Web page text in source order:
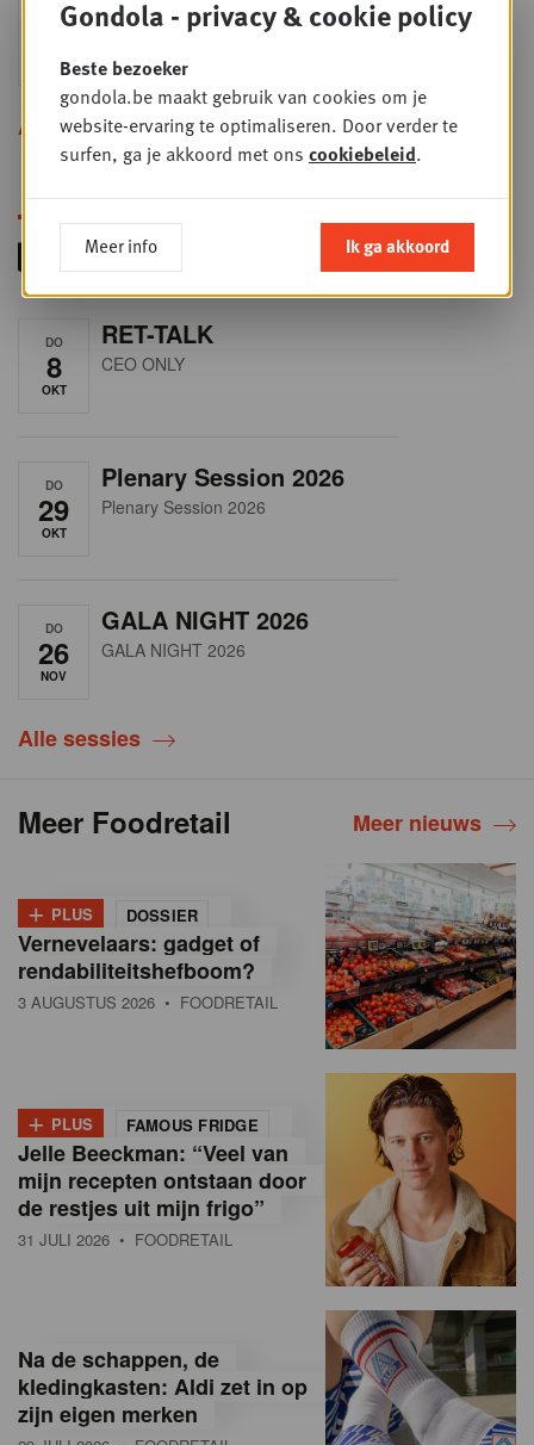
DO
24
SEP
2026
Sales & Nego summit 2026
Alle opleidingen
DO
8
OKT
RET-TALK
CEO ONLY
DO
29
OKT
Plenary Session 2026
Plenary Session 2026
DO
26
NOV
GALA NIGHT 2026
GALA NIGHT 2026
Alle sessies
Meer Foodretail Meer nieuws
+ PLUS DOSSIER
Vernevelaars: gadget of
rendabiliteitshefboom?
3 AUGUSTUS 2026 • FOODRETAIL
+ PLUS FAMOUS FRIDGE
Jelle Beeckman: “Veel van
mijn recepten ontstaan door
de restjes uit mijn frigo”
31 JULI 2026 • FOODRETAIL
Na de schappen, de
kledingkasten: Aldi zet in op
zijn eigen merken
Gondola - privacy & cookie policy
Beste bezoeker
gondola.be maakt gebruik van cookies om je
website-ervaring te optimaliseren. Door verder te
surfen, ga je akkoord met ons cookiebeleid.
Meer info Ik ga akkoord